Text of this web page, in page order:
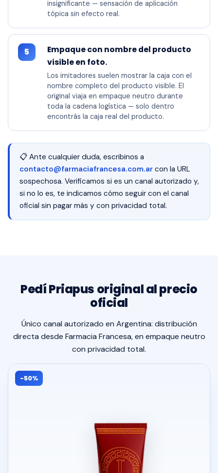
insignificante — sensación de aplicación
tópica sin efecto real.
5
Empaque con nombre del producto
visible en foto.
Los imitadores suelen mostrar la caja con el
nombre completo del producto visible. El
original viaja en empaque neutro durante
toda la cadena logística — solo dentro
encontrás la caja real del producto.
📋 Ante cualquier duda, escribinos a
contacto@farmaciafrancesa.com.ar con la URL
sospechosa. Verificamos si es un canal autorizado y,
si no lo es, te indicamos cómo seguir con el canal
oficial sin pagar más y con privacidad total.
Pedí Priapus original al precio
oficial
Único canal autorizado en Argentina: distribución
directa desde Farmacia Francesa, en empaque neutro
con privacidad total.
-50%